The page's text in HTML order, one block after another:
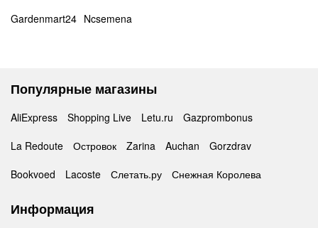
Gardenmart24 Ncsemena
Популярные магазины
AliExpress Shopping Live Letu.ru
Gazprombonus
La Redoute
Островок Zarina Auchan
Gorzdrav
Bookvoed
Lacoste Слетать.ру Снежная Королева
Информация